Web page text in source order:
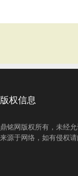
版权信息
鼎铭网版权所有，未经
来源于网络，如有侵权请